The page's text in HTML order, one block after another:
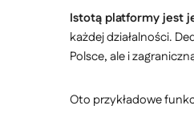
Istotą platformy jest
każdej działalności.
Polsce, ale i
Oto przykładowe